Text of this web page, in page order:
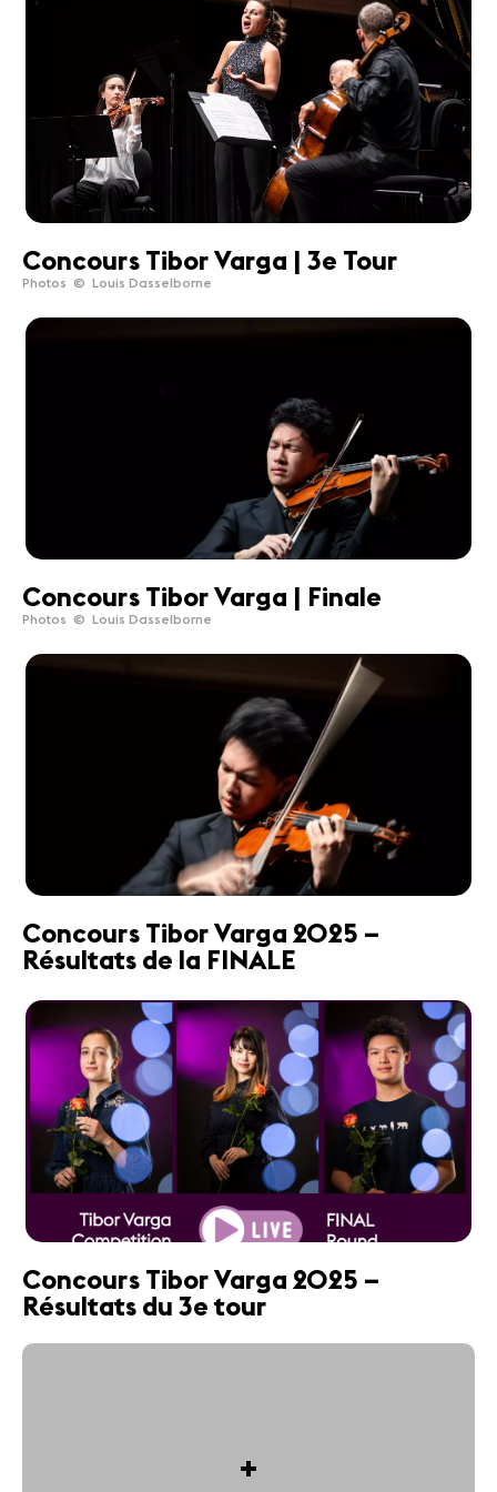
Concours Tibor Varga | 3e Tour
Photos © Louis Dasselborne
Concours Tibor Varga | Finale
Photos © Louis Dasselborne
Concours Tibor Varga 2025 –
Résultats de la FINALE
Concours Tibor Varga 2025 –
Résultats du 3e tour
+